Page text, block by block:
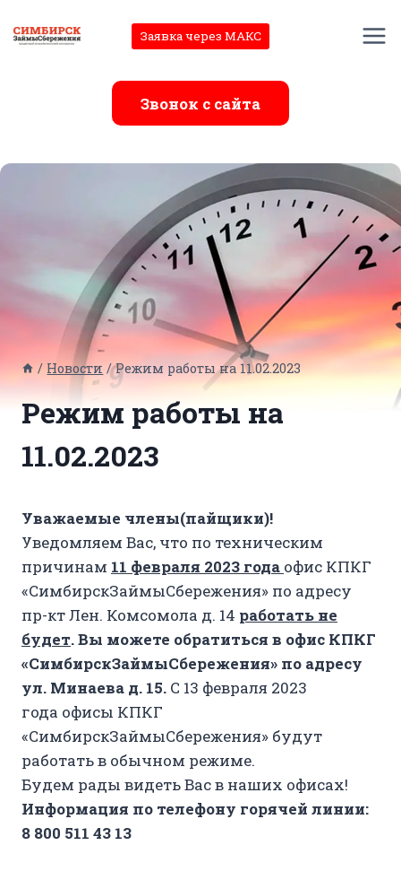
Заявка через МАКС
Звонок с сайта
/ Новости / Режим работы на 11.02.2023
Режим работы на
11.02.2023
Уважаемые члены(пайщики)!
Уведомляем Вас, что по техническим
причинам 11 февраля 2023 года офис КПКГ
«СимбирскЗаймыСбережения» по адресу
пр-кт Лен. Комсомола д. 14 работать не
будет.Вы можете обратиться в офис КПКГ
«СимбирскЗаймыСбережения» по адресу
ул. Минаева д. 15. С 13 февраля 2023
года офисы КПКГ
«СимбирскЗаймыСбережения» будут
работать в обычном режиме.
Будем рады видеть Вас в наших офисах!
Информация по телефону горячей линии:
8 800 511 43 13